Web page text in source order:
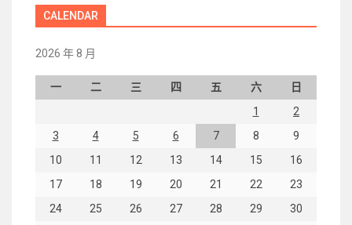
CALENDAR
2026 年 8 月
一 二 三 四 五 六
日
1
2
3
4 5 6 7 8
9
10
11 12 13 14 15
16
17
18 19 20 21 22
23
24
25 26 27 28 29
30